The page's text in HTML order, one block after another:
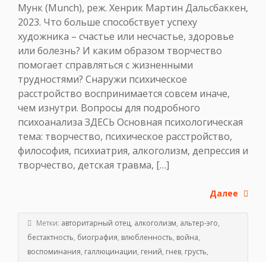
Мунк (Munch), реж. Хенрик Мартин Дальсбаккен,
2023. Что больше способствует успеху
художника – счастье или несчастье, здоровье
или болезнь? И каким образом творчество
помогает справляться с жизненными
трудностями? Снаружи психическое
расстройство воспринимается совсем иначе,
чем изнутри. Вопросы для подробного
психоанализа ЗДЕСЬ Основная психологическая
тема: творчество, психическое расстройство,
философия, психиатрия, алкоголизм, депрессия и
творчество, детская травма, […]
Далее
Метки: авторитарный отец, алкоголизм, альтер-эго,
бестактность, биография, влюбленность, война,
воспоминания, галлюцинации, гений, гнев, грусть,